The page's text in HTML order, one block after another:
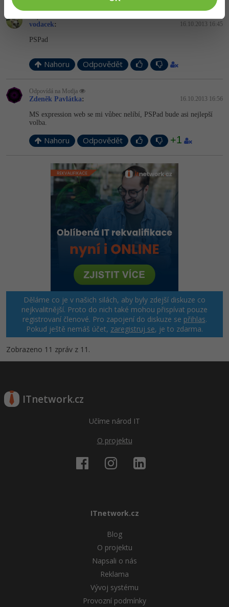
vodacek: 16.10.2013 16:45
PSPad
Nahoru Odpovědět
Odpovídá na Motlja
Zdeněk Pavlátka: 16.10.2013 16:56
MS expression web se mi vůbec nelíbí, PSPad bude asi nejlepší
volba.
Nahoru Odpovědět +1
Děláme co je v našich silách, aby byly zdejší diskuze co
nejkvalitnější. Proto do nich také mohou přispívat pouze
registrovaní členové. Pro zapojení do diskuze se přihlas.
Pokud ještě nemáš účet, zaregistruj se, je to zdarma.
Zobrazeno 11 zpráv z 11.
ITnetwork.cz
Učíme národ IT
O projektu
ITnetwork.cz
Blog
O projektu
Napsali o nás
Reklama
Vývoj systému
Provozní podmínky